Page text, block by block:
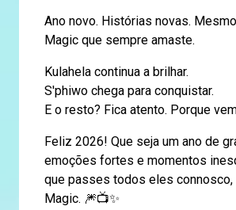
Ano novo. Histórias novas.
Magic que sempre amaste.
Kulahela continua a brilhar.
S'phiwo chega para conquistar.
E o resto? Fica atento. Porque
Feliz 2026! Que seja um ano de
emoções fortes e momentos
que passes todos eles connosco,
Magic. 🎆📺✨